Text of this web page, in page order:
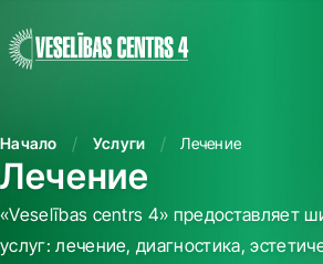
Начало Услуги Лечение
Лечение
«Veselības centrs 4» предоставляет
услуг: лечение, диагностика,